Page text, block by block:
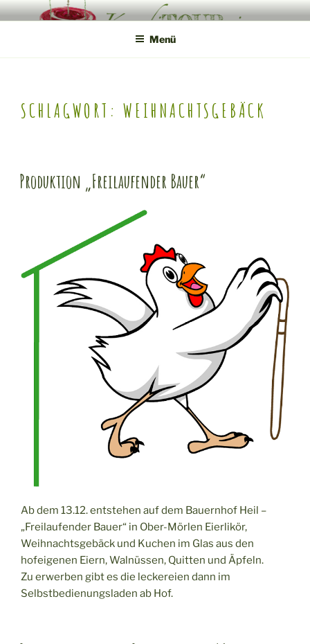
Zum
InhaltKONDITOUREI
Mobile Produktveredlung am Hof
Menü
SCHLAGWORT:WEIHNACHTSGEBÄCK
Produktion „Freilaufender Bauer“
Ab dem 13.12. entstehen auf dem Bauernhof Heil –
„Freilaufender Bauer“ in Ober-Mörlen Eierlikör,
Weihnachtsgebäck und Kuchen im Glas aus den
hofeigenen Eiern, Walnüssen, Quitten und Äpfeln.
Zu erwerben gibt es die leckereien dann im
Selbstbedienungsladen ab Hof.